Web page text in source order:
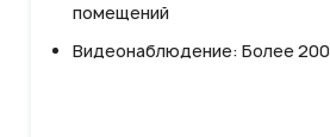
помещений
Видеонаблюдение: Более